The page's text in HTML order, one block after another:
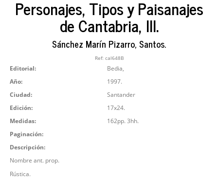
Personajes, Tipos y Paisanajes
de Cantabria, III.
Sánchez Marín Pizarro, Santos.
Ref: cal648B
Editorial:
Bedia,
Año:
1997.
Ciudad:
Santander
Edición:
17x24.
Medidas:
162pp. 3hh.
Paginación:
Descripción:
Nombre ant. prop.
Rústica.